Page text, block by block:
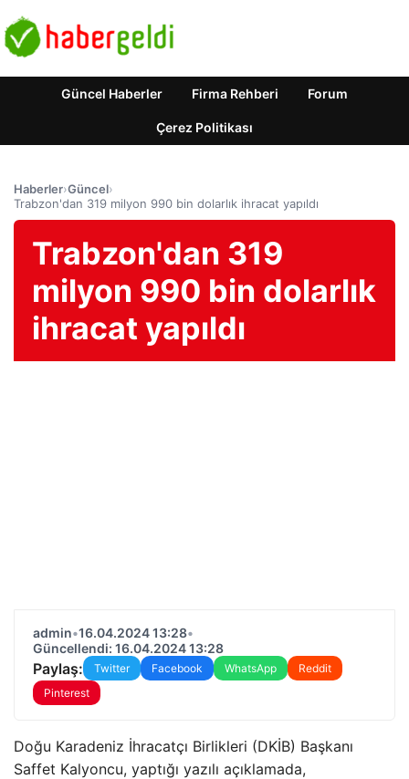
Güncel Haberler Firma Rehberi Forum
Çerez Politikası
Haberler›Güncel›
Trabzon'dan 319 milyon 990 bin dolarlık ihracat yapıldı
Trabzon'dan 319
milyon 990 bin dolarlık
ihracat yapıldı
admin•16.04.2024 13:28•
Güncellendi: 16.04.2024 13:28
Paylaş: Twitter Facebook WhatsApp
Reddit
Pinterest
Doğu Karadeniz İhracatçı Birlikleri (DKİB) Başkanı
Saffet Kalyoncu, yaptığı yazılı açıklamada,